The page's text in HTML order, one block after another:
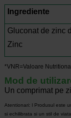
Ingrediente
Gluconat de zinc
Zinc
*VNR=Valoare
Mod de
Un comprimat pe
Atentionari: l Produsul este
si echilibrata si un stil de